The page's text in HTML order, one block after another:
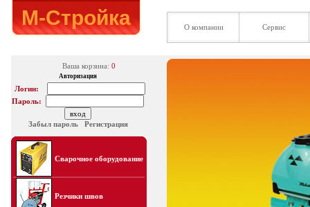
М-Стройка О компании Сервис
Ваша корзина: 0
Авторизация
Логин:
Пароль:
Забыл пароль Регистрация
Сварочное оборудование
Резчики швов